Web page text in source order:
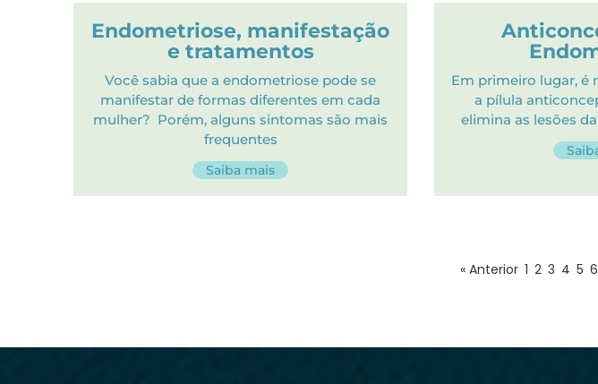
Endometriose, manifestação
e tratamentos
Você sabia que a endometriose pode se
manifestar de formas diferentes em cada
mulher? Porém, alguns sintomas são mais
frequentes
Saiba mais
Em primeiro lugar, é
a pílula
elimina as lesões
« Anterior 1 2 3 4 5 6